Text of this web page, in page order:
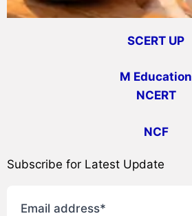
SCERT UP
M Education
NCERT
NCF
Subscribe for Latest Update
Email address*